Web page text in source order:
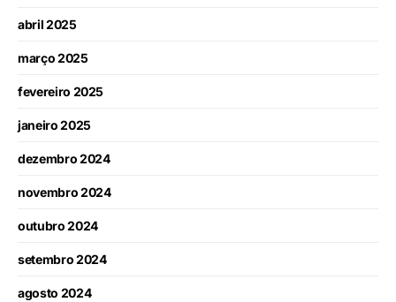
abril 2025
março 2025
fevereiro 2025
janeiro 2025
dezembro 2024
novembro 2024
outubro 2024
setembro 2024
agosto 2024